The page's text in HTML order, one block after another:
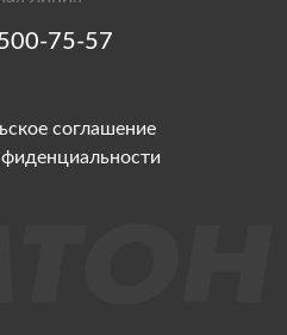
75-57
соглашение